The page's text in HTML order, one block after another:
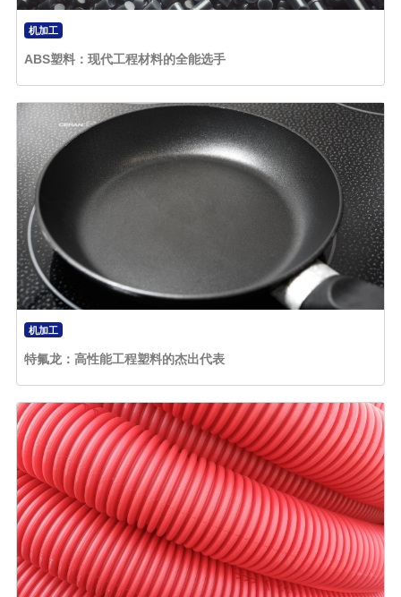
机加工
ABS塑料：现代工程材料的全能选手
机加工
特氟龙：高性能工程塑料的杰出代表